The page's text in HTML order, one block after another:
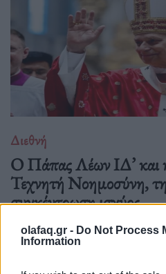
olafaq.gr - Do Not Process
Information
Διεθνή
Ο Πάπας Λέων ΙΔ’ και
Τεχνητή Νοημοσύνη,
συγκέντρωση ισχύος
02.06.26